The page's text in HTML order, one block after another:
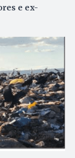
e ex-